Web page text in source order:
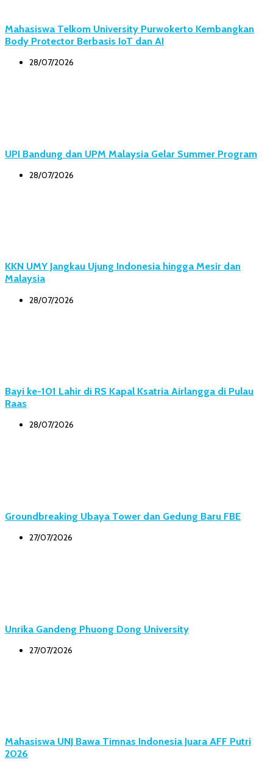
Mahasiswa Telkom University Purwokerto Kembangkan
Body Protector Berbasis IoT dan AI
28/07/2026
UPI Bandung dan UPM Malaysia Gelar Summer Program
28/07/2026
KKN UMY Jangkau Ujung Indonesia hingga Mesir dan
Malaysia
28/07/2026
Bayi ke-101 Lahir di RS Kapal Ksatria Airlangga di Pulau
Raas
28/07/2026
Groundbreaking Ubaya Tower dan Gedung Baru FBE
27/07/2026
Unrika Gandeng Phuong Dong University
27/07/2026
Mahasiswa UNJ Bawa Timnas Indonesia Juara AFF Putri
2026